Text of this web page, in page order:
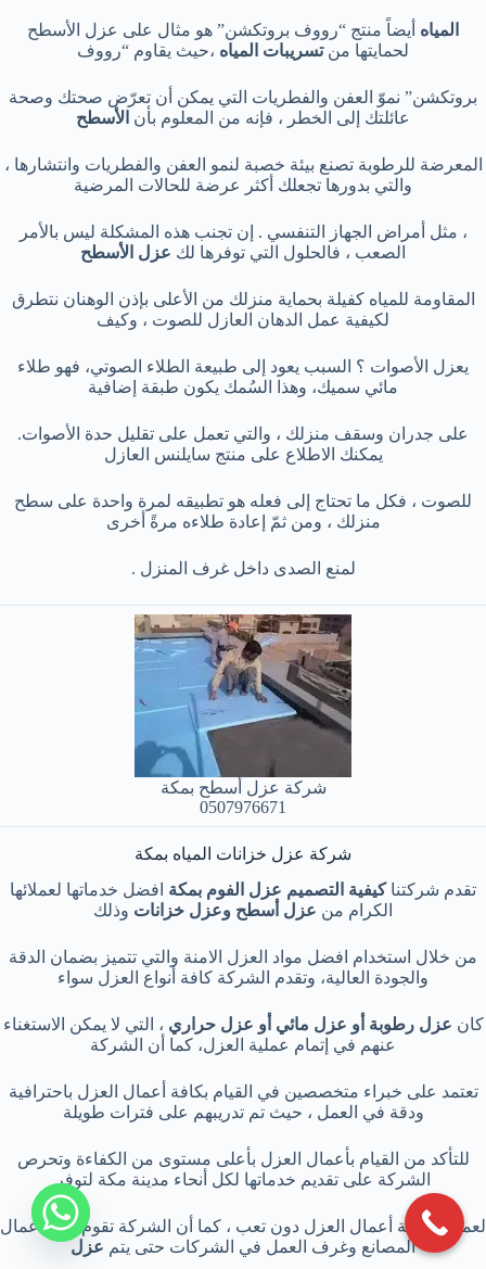
المياه أيضاً منتج “رووف بروتكشن” هو مثال على عزل الأسطح
لحمايتها من تسريبات المياه ،حيث يقاوم “رووف
بروتكشن” نموّ العفن والفطريات التي يمكن أن تعرّض صحتك وصحة
عائلتك إلى الخطر ، فإنه من المعلوم بأن الأسطح
المعرضة للرطوبة تصنع بيئة خصبة لنمو العفن والفطريات وانتشارها ،
والتي بدورها تجعلك أكثر عرضة للحالات المرضية
، مثل أمراض الجهاز التنفسي . إن تجنب هذه المشكلة ليس بالأمر
الصعب ، فالحلول التي توفرها لك عزل الأسطح
المقاومة للمياه كفيلة بحماية منزلك من الأعلى بإذن الوهنان نتطرق
لكيفية عمل الدهان العازل للصوت ، وكيف
يعزل الأصوات ؟ السبب يعود إلى طبيعة الطلاء الصوتي، فهو طلاء
مائي سميك، وهذا السُمك يكون طبقة إضافية
على جدران وسقف منزلك ، والتي تعمل على تقليل حدة الأصوات.
يمكنك الاطلاع على منتج سايلنس العازل
للصوت ، فكل ما تحتاج إلى فعله هو تطبيقه لمرة واحدة على سطح
منزلك ، ومن ثمّ إعادة طلاءه مرةً أخرى
لمنع الصدى داخل غرف المنزل .
شركة عزل أسطح بمكة
0507976671
شركة عزل خزانات المياه بمكة
تقدم شركتنا كيفية التصميم عزل الفوم بمكة افضل خدماتها لعملائها
الكرام من عزل أسطح وعزل خزانات وذلك
من خلال استخدام افضل مواد العزل الامنة والتي تتميز بضمان الدقة
والجودة العالية، وتقدم الشركة كافة أنواع العزل سواء
كان عزل رطوبة أو عزل مائي أو عزل حراري ، التي لا يمكن الاستغناء
عنهم في إتمام عملية العزل، كما أن الشركة
تعتمد على خبراء متخصصين في القيام بكافة أعمال العزل باحترافية
ودقة في العمل ، حيث تم تدريبهم على فترات طويلة
للتأكد من القيام بأعمال العزل بأعلى مستوى من الكفاءة وتحرص
الشركة على تقديم خدماتها لكل أنحاء مدينة مكة لتوفر
لعملائها كافة أعمال العزل دون تعب ، كما أن الشركة تقوم أيضاً أعمال
المصانع وغرف العمل في الشركات حتى يتم عزل